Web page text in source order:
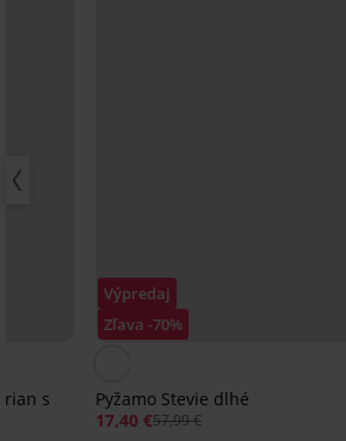
s
Výpredaj
Zľava -70%
Pyžamo Stevie dlhé
17,40 €57,99 €